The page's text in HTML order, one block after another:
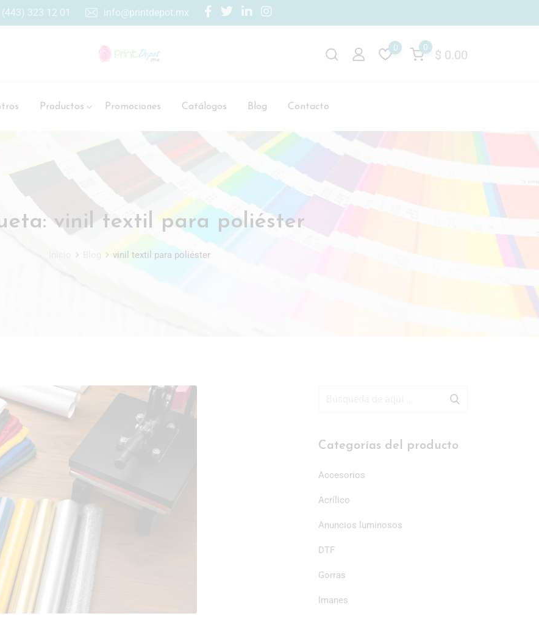
(443) 323 12 01 info@printdepot.mx
$ 0.00
0
0
Productos Promociones Catálogos Blog Contacto
vinil textil para poliéster
vinil textil para poliéster
Categorías del producto
Accesorios
Acrílico
Anuncios luminosos
DTF
Gorras
Imanes